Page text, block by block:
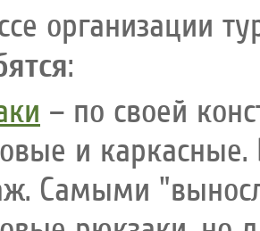
организации
:
– по своей
и
Самыми